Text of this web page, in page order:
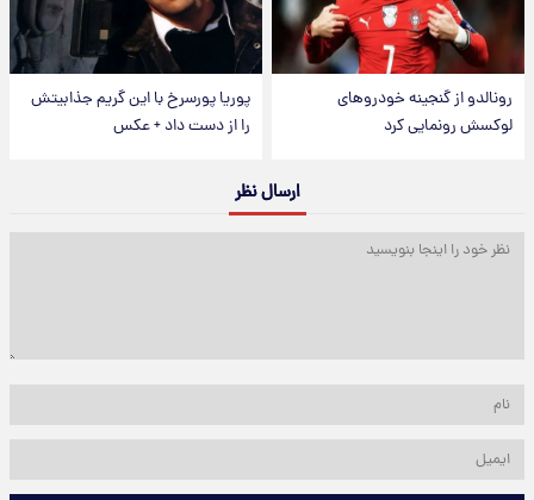
رونالدو از گنجینه خودروهای
لوکسش رونمایی کرد
پوریا پورسرخ با این گریم جذابیتش
را از دست داد + عکس
ارسال نظر